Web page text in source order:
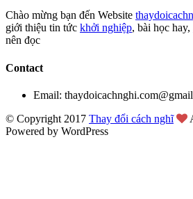
Chào mừng bạn đến Website
giới thiệu tin tức khởi nghiệp, bài học hay,
nên đọc
Contact
Email:
© Copyright 2017 Thay đổi cách nghĩ
Powered by WordPress